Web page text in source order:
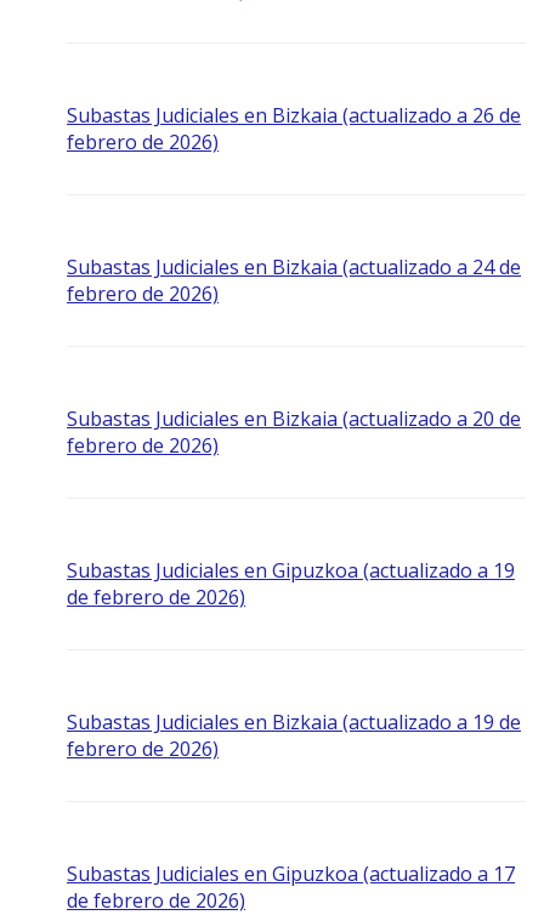
Subastas Judiciales en Bizkaia (actualizado a 26 de
febrero de 2026)
Subastas Judiciales en Bizkaia (actualizado a 24 de
febrero de 2026)
Subastas Judiciales en Bizkaia (actualizado a 20 de
febrero de 2026)
Subastas Judiciales en Gipuzkoa (actualizado a 19
de febrero de 2026)
Subastas Judiciales en Bizkaia (actualizado a 19 de
febrero de 2026)
Subastas Judiciales en Gipuzkoa (actualizado a 17
de febrero de 2026)